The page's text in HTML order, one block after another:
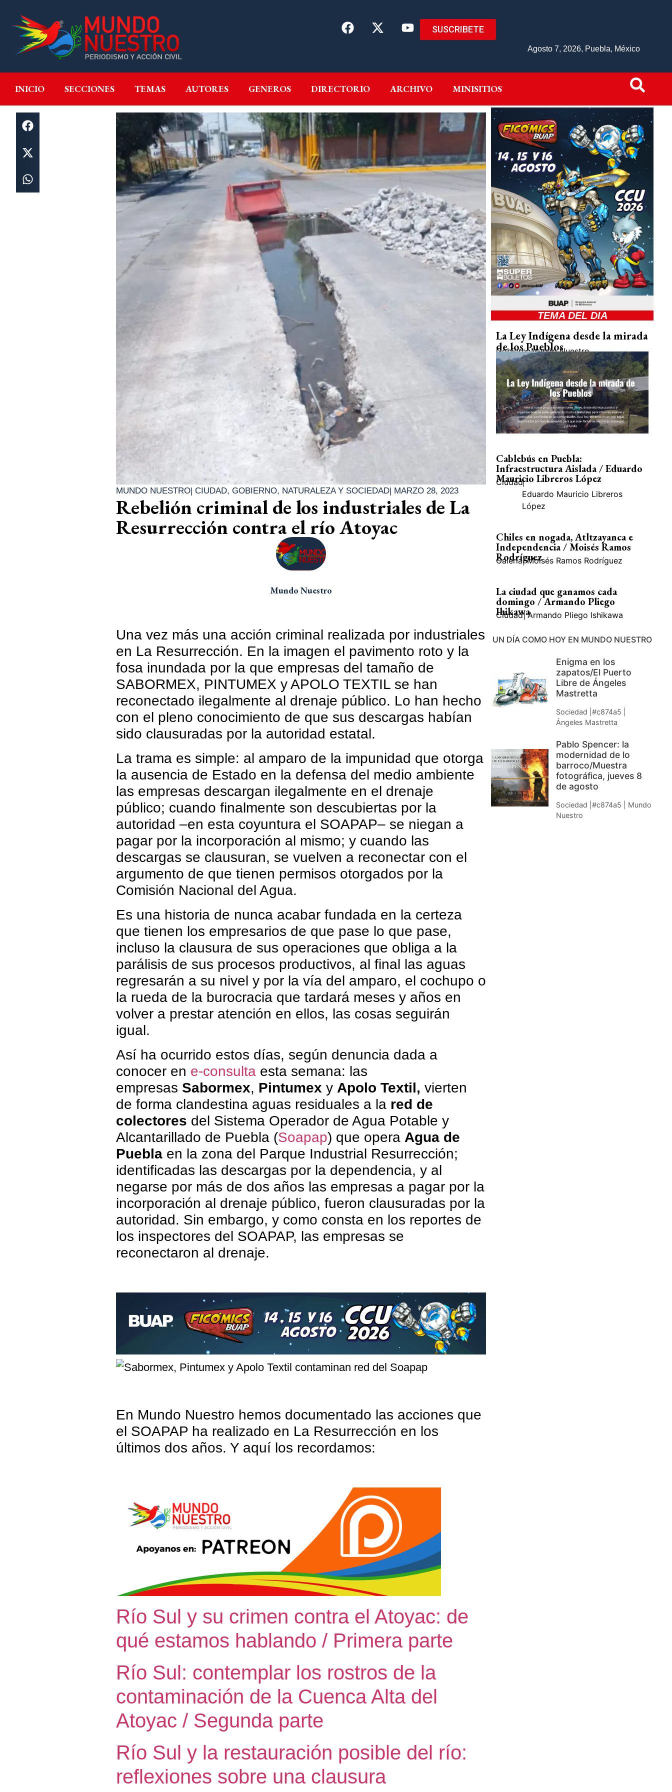
SUSCRIBETE
Agosto 7, 2026, Puebla, México
INICIO SECCIONES TEMAS AUTORES GENEROS DIRECTORIO ARCHIVO MINISITIOS
INICIO SECCIONES GENEROS DIRECTORIO ARCHIVO MINISITIOS
MUNDO NUESTRO| CIUDAD, GOBIERNO, NATURALEZA Y SOCIEDAD| MARZO 28, 2023
Rebelión criminal de los industriales de La
Resurrección contra el río Atoyac
Mundo Nuestro
Una vez más una acción criminal realizada por industriales
en La Resurrección. En la imagen el pavimento roto y la
fosa inundada por la que empresas del tamaño de
SABORMEX, PINTUMEX y APOLO TEXTIL se han
reconectado ilegalmente al drenaje público. Lo han hecho
con el pleno conocimiento de que sus descargas habían
sido clausuradas por la autoridad estatal.
La trama es simple: al amparo de la impunidad que otorga
la ausencia de Estado en la defensa del medio ambiente
las empresas descargan ilegalmente en el drenaje
público; cuando finalmente son descubiertas por la
autoridad –en esta coyuntura el SOAPAP– se niegan a
pagar por la incorporación al mismo; y cuando las
descargas se clausuran, se vuelven a reconectar con el
argumento de que tienen permisos otorgados por la
Comisión Nacional del Agua.
Es una historia de nunca acabar fundada en la certeza
que tienen los empresarios de que pase lo que pase,
incluso la clausura de sus operaciones que obliga a la
parálisis de sus procesos productivos, al final las aguas
regresarán a su nivel y por la vía del amparo, el cochupo o
la rueda de la burocracia que tardará meses y años en
volver a prestar atención en ellos, las cosas seguirán
igual.
Así ha ocurrido estos días, según denuncia dada a
conocer en e-consulta esta semana: las
empresas Sabormex, Pintumex y Apolo Textil, vierten
de forma clandestina aguas residuales a la red de
colectores del Sistema Operador de Agua Potable y
Alcantarillado de Puebla (Soapap) que opera Agua de
Puebla en la zona del Parque Industrial Resurrección;
identificadas las descargas por la dependencia, y al
negarse por más de dos años las empresas a pagar por la
incorporación al drenaje público, fueron clausuradas por la
autoridad. Sin embargo, y como consta en los reportes de
los inspectores del SOAPAP, las empresas se
reconectaron al drenaje.
En Mundo Nuestro hemos documentado las acciones que
el SOAPAP ha realizado en La Resurrección en los
últimos dos años. Y aquí los recordamos:
Río Sul y su crimen contra el Atoyac: de
qué estamos hablando / Primera parte
Río Sul: contemplar los rostros de la
contaminación de la Cuenca Alta del
Atoyac / Segunda parte
Río Sul y la restauración posible del río:
reflexiones sobre una clausura
TEMA DEL DIA
La Ley Indígena desde la mirada
de los Pueblos
GobiernoMundo Nuestro
Cablebús en Puebla:
Infraestructura Aislada / Eduardo
Mauricio Libreros López
Ciudad|
Eduardo Mauricio Libreros
López
Chiles en nogada, Atltzayanca e
Independencia / Moisés Ramos
Rodríguez
Galería| Moisés Ramos Rodríguez
La ciudad que ganamos cada
domingo / Armando Pliego
Ihikawa
Ciudad| Armando Pliego Ishikawa
UN DÍA COMO HOY EN MUNDO NUESTRO
Enigma en los
zapatos/El Puerto
Libre de Ángeles
Mastretta
Sociedad |#c874a5 |
Ángeles Mastretta
Pablo Spencer: la
modernidad de lo
barroco/Muestra
fotográfica, jueves 8
de agosto
Sociedad |#c874a5 | Mundo
Nuestro